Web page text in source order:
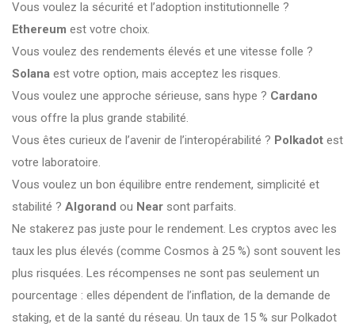
Vous voulez la sécurité et l’adoption institutionnelle ?
Ethereum est votre choix.
Vous voulez des rendements élevés et une vitesse folle ?
Solana est votre option, mais acceptez les risques.
Vous voulez une approche sérieuse, sans hype ? Cardano
vous offre la plus grande stabilité.
Vous êtes curieux de l’avenir de l’interopérabilité ? Polkadot est
votre laboratoire.
Vous voulez un bon équilibre entre rendement, simplicité et
stabilité ? Algorand ou Near sont parfaits.
Ne stakerez pas juste pour le rendement. Les cryptos avec les
taux les plus élevés (comme Cosmos à 25 %) sont souvent les
plus risquées. Les récompenses ne sont pas seulement un
pourcentage : elles dépendent de l’inflation, de la demande de
staking, et de la santé du réseau. Un taux de 15 % sur Polkadot